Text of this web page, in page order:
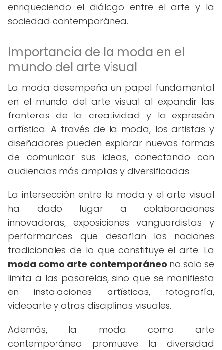
enriqueciendo el diálogo entre el arte y la
sociedad contemporánea.
Importancia de la moda en el
mundo del arte visual
La moda desempeña un papel fundamental
en el mundo del arte visual al expandir las
fronteras de la creatividad y la expresión
artística. A través de la moda, los artistas y
diseñadores pueden explorar nuevas formas
de comunicar sus ideas, conectando con
audiencias más amplias y diversificadas.
La intersección entre la moda y el arte visual
ha dado lugar a colaboraciones
innovadoras, exposiciones vanguardistas y
performances que desafían las nociones
tradicionales de lo que constituye el arte. La
moda como arte contemporáneo no solo se
limita a las pasarelas, sino que se manifiesta
en instalaciones artísticas, fotografía,
videoarte y otras disciplinas visuales.
Además, la moda como arte
contemporáneo promueve la diversidad